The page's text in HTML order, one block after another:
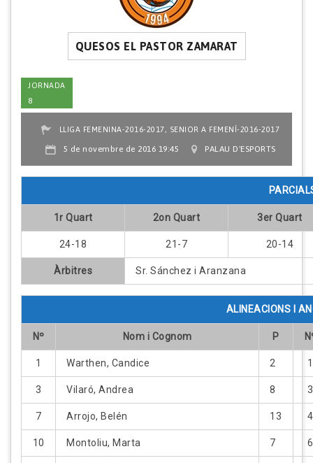
QUESOS EL PASTOR ZAMARAT
JORNADA
8
LLIGA FEMENINA-2016-2017, SENIOR A FEMENÍ-2016-2017
5 de novembre de 2016 19:45 PALAU D'ESPORTS
1r Quart 2on Quart 3er Quart
24-18 21-7 20-14
Àrbitres Sr. Sánchez i Aranzana
ALINEACIONS I
Nº Nom i Cognom P
1 Warthen, Candice 2 1
3 Vilaró, Andrea 8 3
7 Arrojo, Belén 13 4
10 Montoliu, Marta 7 6